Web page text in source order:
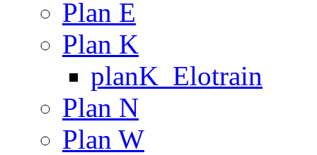
Plan E
Plan K
planK_Elotrain
Plan N
Plan W